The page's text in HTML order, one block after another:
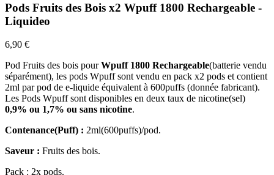
Pods Fruits des Bois x2 Wpuff 1800 Rechargeable -
Liquideo
6,90 €
Pod Fruits des bois pourWpuff 1800 Rechargeable(batterie vendu
séparément), les pods Wpuff sont vendu en pack x2 pods et contient
2ml par pod de e-liquide équivalent à 600puffs (donnée fabricant).
Les Pods Wpuff sont disponibles en deux taux de nicotine(sel)
0,9% ou 1,7% ou sans nicotine.
Contenance(Puff) : 2ml(600puffs)/pod.
Saveur : Fruits des bois.
Pack : 2x pods.